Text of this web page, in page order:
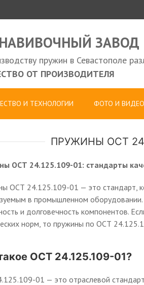
ЗАВОД
пружин в Севастополе
ОТ ПРОИЗВОДИТЕЛЯ
И ТЕХНОЛОГИИ ФОТО И ВИДЕО
ПРУЖИНЫ ОСТ
ОСТ 24.125.109-01: стандарты
ОСТ 24.125.109-01 — это стандарт,
в промышленном оборудовании.
и долговечность компонентов.
норм, то пружины по ОСТ
ОСТ 24.125.109-01?
01 — это отраслевой